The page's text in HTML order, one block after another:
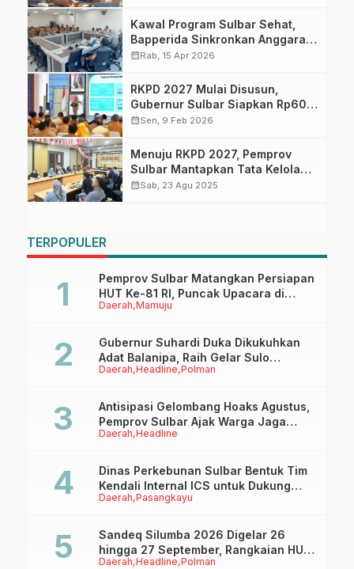
Kawal Program Sulbar Sehat,
Bapperida Sinkronkan Anggaran
RS Regional di RKPD 2027
calendar_monthRab, 15 Apr 2026
RKPD 2027 Mulai Disusun,
Gubernur Sulbar Siapkan Rp60
Miliar Program Padat Karya
calendar_monthSen, 9 Feb 2026
Menuju RKPD 2027, Pemprov
Sulbar Mantapkan Tata Kelola
Perencanaan Pembangunan
calendar_monthSab, 23 Agu 2025
TERPOPULER
Daerah Mamuju
Pemprov Sulbar Matangkan Persiapan
HUT Ke-81 RI, Puncak Upacara di
Lapangan Ahmad Kirang
Daerah Headline Polman
Gubernur Suhardi Duka Dikukuhkan
Adat Balanipa, Raih Gelar Sulo
Tappidena
Daerah Headline
Antisipasi Gelombang Hoaks Agustus,
Pemprov Sulbar Ajak Warga Jaga
Ruang Digital
Daerah Pasangkayu
Dinas Perkebunan Sulbar Bentuk Tim
Kendali Internal ICS untuk Dukung
Sertifikasi ISPO Pekebun di
Daerah Headline Polman
Sandeq Silumba 2026 Digelar 26
hingga 27 September, Rangkaian HUT
Sulbar